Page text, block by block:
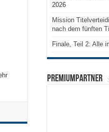
2026
Mission
nach dem fünften
Finale, Teil 2: Alle
PREMIUMPARTNER